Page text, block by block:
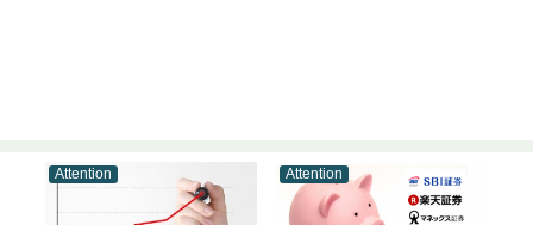
Attention Attention